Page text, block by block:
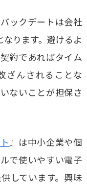
ックデートは会社
ります。避けるよ
約であればタイム
ざんされることな
ないことが担保さ
』は中小企業や個
で使いやすい電子
しています。興味